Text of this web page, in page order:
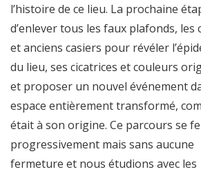
l’histoire de ce lieu. La prochaine
d’enlever tous les faux plafonds, les
et anciens casiers pour révéler
du lieu, ses cicatrices et couleurs
et proposer un nouvel événement
espace entièrement transformé,
était à son origine. Ce parcours se
progressivement mais sans aucune
fermeture et nous étudions avec les